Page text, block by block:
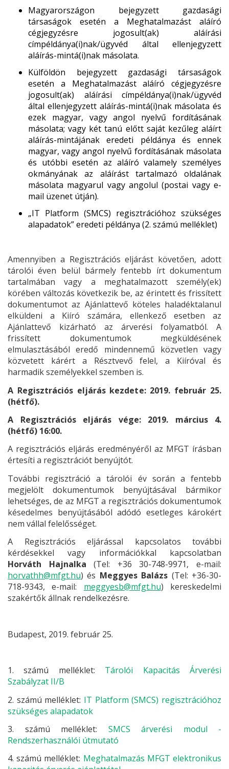
Magyarországon bejegyzett gazdasági
társaságok esetén a Meghatalmazást aláíró
cégjegyzésre jogosult(ak) aláírási
címpéldánya(i)nak/ügyvéd által ellenjegyzett
aláírás-mintá(i)nak másolata.
Külföldön bejegyzett gazdasági társaságok
esetén a Meghatalmazást aláíró cégjegyzésre
jogosult(ak) aláírási címpéldánya(i)nak/ügyvéd
által ellenjegyzett aláírás-mintá(i)nak másolata és
ezek magyar, vagy angol nyelvű fordításának
másolata; vagy két tanú előtt saját kezűleg aláírt
aláírás-mintájának eredeti példánya és ennek
magyar, vagy angol nyelvű fordításának másolata
és utóbbi esetén az aláíró valamely személyes
okmányának az aláírást tartalmazó oldalának
másolata magyarul vagy angolul (postai vagy e-
mail üzenet útján).
„IT Platform (SMCS) regisztrációhoz szükséges
alapadatok” eredeti példánya (2. számú melléklet)
Amennyiben a Regisztrációs eljárást követően, adott
tárolói éven belül bármely fentebb írt dokumentum
tartalmában vagy a meghatalmazott személy(ek)
körében változás következik be, az érintett és frissített
dokumentumot az Ajánlattevő köteles haladéktalanul
elküldeni a Kiíró számára, ellenkező esetben az
Ajánlattevő kizárható az árverési folyamatból. A
frissített dokumentumok megküldésének
elmulasztásából eredő mindennemű közvetlen vagy
közvetett kárért a Résztvevő felel, a Kiíróval és
harmadik személyekkel szemben is.
A Regisztrációs eljárás kezdete: 2019. február 25.
(hétfő).
A Regisztrációs eljárás vége: 2019. március 4.
(hétfő) 16:00.
A regisztrációs eljárás eredményéről az MFGT írásban
értesíti a regisztrációt benyújtót.
További regisztráció a tárolói év során a fentebb
megjelölt dokumentumok benyújtásával bármikor
lehetséges, de az MFGT a regisztrációs dokumentumok
késedelmes benyújtásából adódó esetleges károkért
nem vállal felelősséget.
A Regisztrációs eljárással kapcsolatos további
kérdésekkel vagy információkkal kapcsolatban
Horváth Hajnalka (Tel: +36 30-748-9971, e-mail:
horvathh@mfgt.hu) és Meggyes Balázs (Tel: +36-30-
718-9343, e-mail: meggyesb@mfgt.hu) kereskedelmi
szakértők állnak rendelkezésre.
Budapest, 2019. február 25.
1. számú melléklet: Tárolói Kapacitás Árverési
Szabályzat II/B
2. számú melléklet: IT Platform (SMCS) regisztrációhoz
szükséges alapadatok
3. számú melléklet: SMCS árverési modul -
Rendszerhasználói útmutató
4. számú melléklet: Meghatalmazás MFGT elektronikus